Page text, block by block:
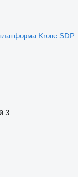
Krone SDP
3